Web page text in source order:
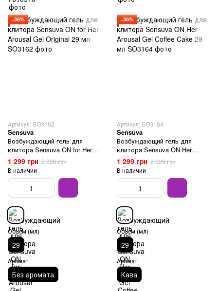
−36%
Артикул: SO3162
Sensuva
Возбуждающий гель для
клитора Sensuva ON for Her
Arousal Gel Original 29 мл
1 299 грн 2 026 грн
В наличии
Объем (мл)
29
Аромат
Без аромата
−36%
Артикул: SO3164
Sensuva
Возбуждающий гель для
клитора Sensuva ON Her
Arousal Gel Coffee Cake 29 мл
1 299 грн 2 026 грн
В наличии
Объем (мл)
29
Аромат
Кава